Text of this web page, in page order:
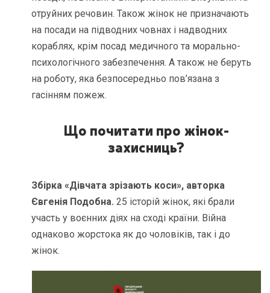
отруйних речовин. Також жінок не призначають
на посади на підводних човнах і надводних
кораблях, крім посад медичного та морально-
психологічного забезпечення. А також не беруть
на роботу, яка безпосередньо пов’язана з
гасінням пожеж.
Що почитати про жінок-
захисниць?
Збірка «Дівчата зрізають коси», авторка
Євгенія Подобна. 25 історій жінок, які брали
участь у воєнних діях на сході країни. Війна
однаково жорстока як до чоловіків, так і до
жінок.